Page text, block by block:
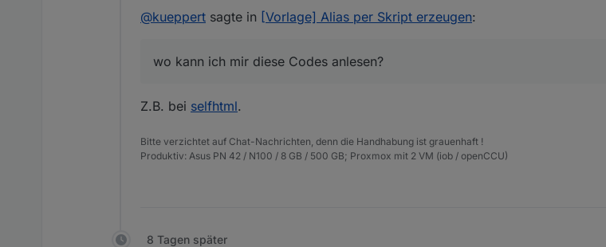
Und wo kann ich mir diese Codes anlesen? Hab schon paar mal gesucht
Danke dir und vG, Thorsten
@kueppert sagte in [Vorlage] Alias per Skript erzeugen:
wo kann ich mir diese Codes anlesen?
Z.B. bei selfhtml.
Bitte verzichtet auf Chat-Nachrichten, denn die Handhabung ist grauenhaft !
Produktiv: Asus PN 42 / N100 / 8 GB / 500 GB; Proxmox mit 2 VM (iob / openCCU)
8 Tagen später